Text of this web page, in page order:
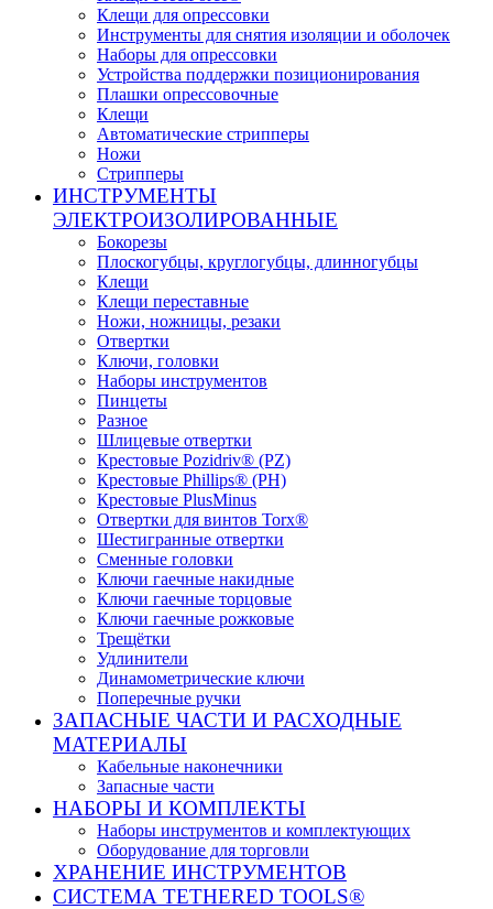
Клещи для опрессовки
Инструменты для снятия изоляции и оболочек
Наборы для опрессовки
Устройства поддержки позиционирования
Плашки опрессовочные
Клещи
Автоматические стрипперы
Ножи
Стрипперы
ИНСТРУМЕНТЫ
ЭЛЕКТРОИЗОЛИРОВАННЫЕ
Бокорезы
Плоскогубцы, круглогубцы, длинногубцы
Клещи
Клещи переставные
Ножи, ножницы, резаки
Отвертки
Ключи, головки
Наборы инструментов
Пинцеты
Разное
Шлицевые отвертки
Крестовые Pozidriv® (PZ)
Крестовые Phillips® (PH)
Крестовые PlusMinus
Отвертки для винтов Torx®
Шестигранные отвертки
Сменные головки
Ключи гаечные накидные
Ключи гаечные торцовые
Ключи гаечные рожковые
Трещётки
Удлинители
Динамометрические ключи
Поперечные ручки
ЗАПАСНЫЕ ЧАСТИ И РАСХОДНЫЕ
МАТЕРИАЛЫ
Кабельные наконечники
Запасные части
НАБОРЫ И КОМПЛЕКТЫ
Наборы инструментов и комплектующих
Оборудование для торговли
ХРАНЕНИЕ ИНС­ТРУ­МЕН­ТОВ
СИСТЕМА TETHERED TOOLS®